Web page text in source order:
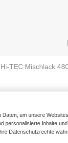
TEC Mischlack
Hi-TEC
um unsere
personalisierte Inhalte
Datenschutzrechte